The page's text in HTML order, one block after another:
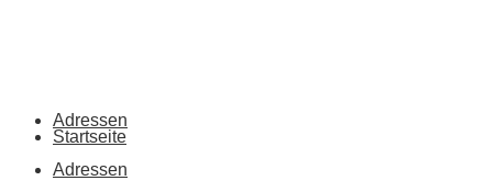
Adressen
Startseite
Adressen